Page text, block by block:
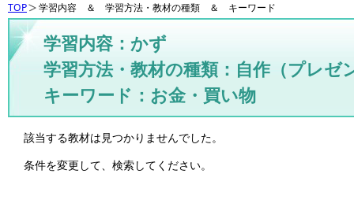
TOP 学習内容 ＆ 学習方法・教材の種類 ＆ キーワード
学習内容：かず
学習方法・教材の種類：自作（プレ
キーワード：お金・買い物
該当する教材は見つかりませんでした。
条件を変更して、検索してください。